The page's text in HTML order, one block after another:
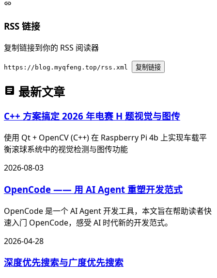
RSS 链接
复制链接到你的 RSS 阅读器
https://blog.myqfeng.top/rss.xml 复制链接
最新文章
C++ 方案搞定 2026 年电赛 H 题视觉与图传
使用 Qt + OpenCV (C++) 在 Raspberry Pi 4b 上实现车载平
衡滚球系统中的视觉检测与图传功能
2026-08-03
OpenCode —— 用 AI Agent 重塑开发范式
OpenCode 是一个 AI Agent 开发工具，本文旨在帮助读者快
速入门 OpenCode，感受 AI 时代新的开发范式。
2026-04-28
深度优先搜索与广度优先搜索